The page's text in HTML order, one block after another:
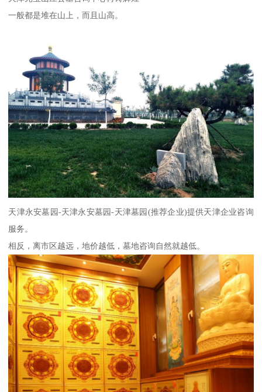
一般都是堆在山上，而且山高。
天津永安墓园-天津永安墓园-天津墓园(推荐企业)提供天津企业咨询
服务。
相反，离市区越远，地价越低，墓地咨询自然就越低。